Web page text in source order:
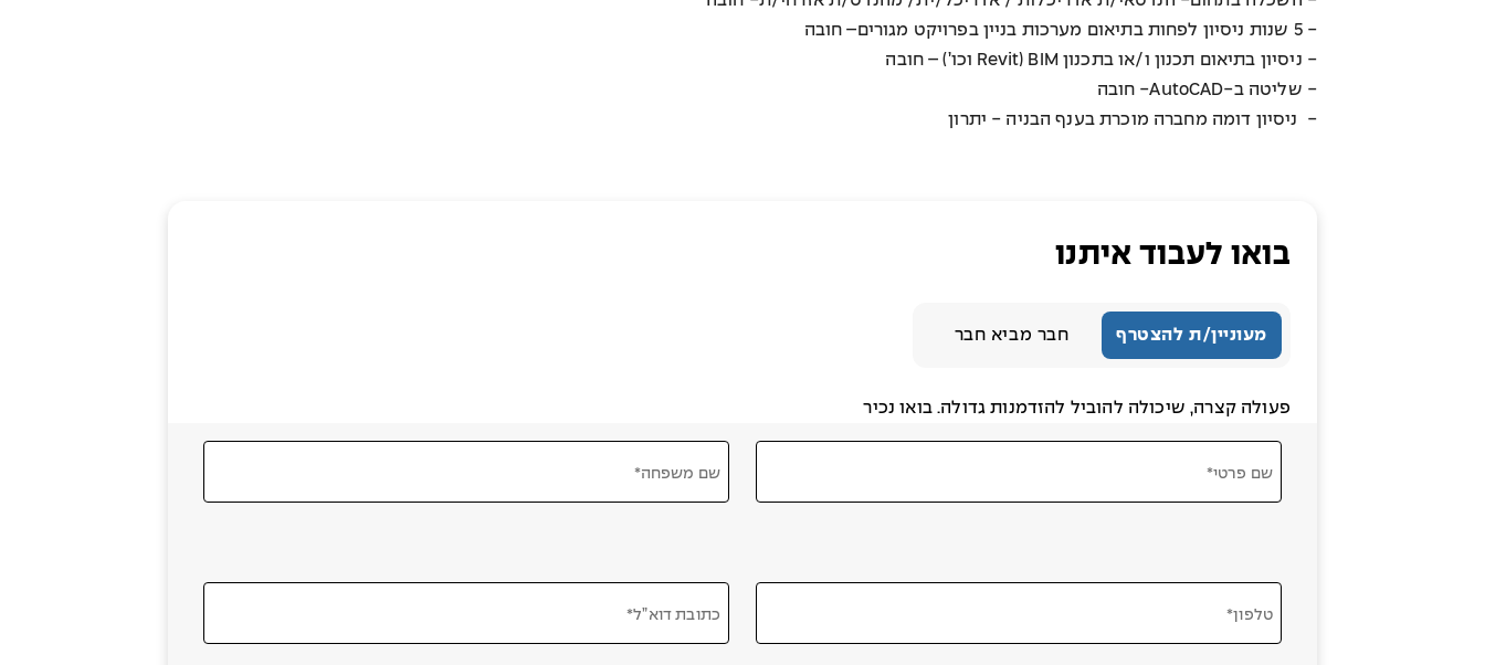
- 5 שנות ניסיון לפחות בתיאום מערכות בניין בפרויקט מגורים– חובה
- ניסיון בתיאום תכנון ו/או בתכנון BIM (Revit וכו’) – חובה
- שליטה ב-AutoCAD- חובה
- ניסיון דומה מחברה מוכרת בענף הבניה - יתרון
בואו לעבוד איתנו
מעוניין/ת להצטרף חבר מביא חבר
פעולה קצרה, שיכולה להוביל להזדמנות גדולה. בואו נכיר
שם פרטי* שם משפחה*
טלפון* כתובת דוא”ל*